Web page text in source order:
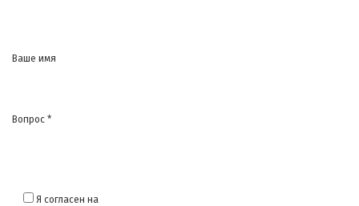
Ваше имя
Вопрос *
Я согласен на